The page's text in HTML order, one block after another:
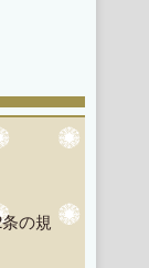
の規